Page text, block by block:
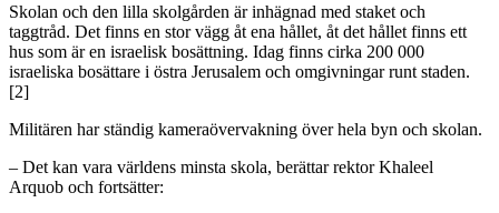
Skolan och den lilla skolgården är inhägnad med staket och
taggtråd. Det finns en stor vägg åt ena hållet, åt det hållet finns ett
hus som är en israelisk bosättning. Idag finns cirka 200 000
israeliska bosättare i östra Jerusalem och omgivningar runt staden.
[2]
Militären har ständig kameraövervakning över hela byn och skolan.
– Det kan vara världens minsta skola, berättar rektor Khaleel
Arquob och fortsätter: